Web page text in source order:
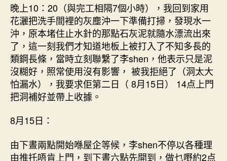
晚上10：20（與完工相隔7個小時），我回到家用
花灑把洗手間裡的灰塵沖一下準備打掃，發現水一
沖，原本堵住止水針的那點石灰泥就隨水漂流出來
了，這一刻我們才知道地板上被打入了不知多長的
類鋼長條，當時立刻聯繫了李shen，他表示只是泥
沒糊好，照常使用沒有影響， 被我拒絕了（洞太大
怕漏水），我要求佢第二日（ 8月15日） 14点上門
把洞補好並帶上收據。
8月15日：
由下晝兩點開始喺屋企等候，李shen不停以各種理
由推托唔肯上門，到下晝六點先開到，做乜嘢約2点